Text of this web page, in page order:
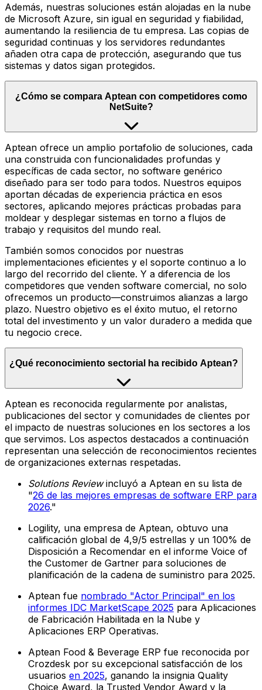
Además, nuestras soluciones están alojadas en la nube
de Microsoft Azure, sin igual en seguridad y fiabilidad,
aumentando la resiliencia de tu empresa. Las copias de
seguridad continuas y los servidores redundantes
añaden otra capa de protección, asegurando que tus
sistemas y datos sigan protegidos.
¿Cómo se compara Aptean con competidores como
NetSuite?
Aptean ofrece un amplio portafolio de soluciones, cada
una construida con funcionalidades profundas y
específicas de cada sector, no software genérico
diseñado para ser todo para todos. Nuestros equipos
aportan décadas de experiencia práctica en esos
sectores, aplicando mejores prácticas probadas para
moldear y desplegar sistemas en torno a flujos de
trabajo y requisitos del mundo real.
También somos conocidos por nuestras
implementaciones eficientes y el soporte continuo a lo
largo del recorrido del cliente. Y a diferencia de los
competidores que venden software comercial, no solo
ofrecemos un producto—construimos alianzas a largo
plazo. Nuestro objetivo es el éxito mutuo, el retorno
total del investimento y un valor duradero a medida que
tu negocio crece.
¿Qué reconocimiento sectorial ha recibido Aptean?
Aptean es reconocida regularmente por analistas,
publicaciones del sector y comunidades de clientes por
el impacto de nuestras soluciones en los sectores a los
que servimos. Los aspectos destacados a continuación
representan una selección de reconocimientos recientes
de organizaciones externas respetadas.
Solutions Reviewincluyó a Aptean en su lista de
"26 de las mejores empresas de software ERP para
2026."
Logility, una empresa de Aptean, obtuvo una
calificación global de 4,9/5 estrellas y un 100% de
Disposición a Recomendar en el informe Voice of
the Customer de Gartner para soluciones de
planificación de la cadena de suministro para 2025.
Aptean fue nombrado "Actor Principal" en los
informes IDC MarketScape 2025 para Aplicaciones
de Fabricación Habilitada en la Nube y
Aplicaciones ERP Operativas.
Aptean Food & Beverage ERP fue reconocida por
Crozdesk por su excepcional satisfacción de los
usuarios en 2025, ganando la insignia Quality
Choice Award, la Trusted Vendor Award y la